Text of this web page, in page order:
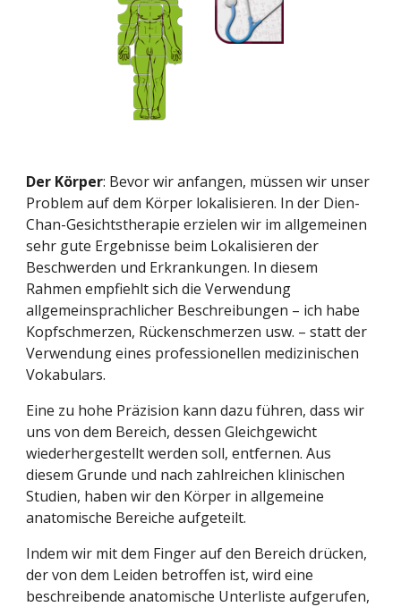
Der Körper: Bevor wir anfangen, müssen wir unser
Problem auf dem Körper lokalisieren. In der Dien-
Chan-Gesichtstherapie erzielen wir im allgemeinen
sehr gute Ergebnisse beim Lokalisieren der
Beschwerden und Erkrankungen. In diesem
Rahmen empfiehlt sich die Verwendung
allgemeinsprachlicher Beschreibungen – ich habe
Kopfschmerzen, Rückenschmerzen usw. – statt der
Verwendung eines professionellen medizinischen
Vokabulars.
Eine zu hohe Präzision kann dazu führen, dass wir
uns von dem Bereich, dessen Gleichgewicht
wiederhergestellt werden soll, entfernen. Aus
diesem Grunde und nach zahlreichen klinischen
Studien, haben wir den Körper in allgemeine
anatomische Bereiche aufgeteilt.
Indem wir mit dem Finger auf den Bereich drücken,
der von dem Leiden betroffen ist, wird eine
beschreibende anatomische Unterliste aufgerufen,